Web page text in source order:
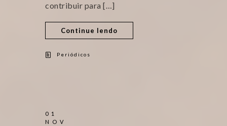
contribuir para […]
Continue lendo
Periódicos
01
NOV